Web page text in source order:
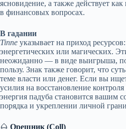
ясновидение, а также действует
в финансовых вопросах.
В гадании
Tinne указывает на приход
энергетических или магических.
неожиданно — в виде выигрыша,
пользу. Знак также говорит, что
теме власти или денег. Если вы
усилия на восстановление
энергия падуба становится вашим
порядка и укреплении личной
🌰 Орешник (Coll)